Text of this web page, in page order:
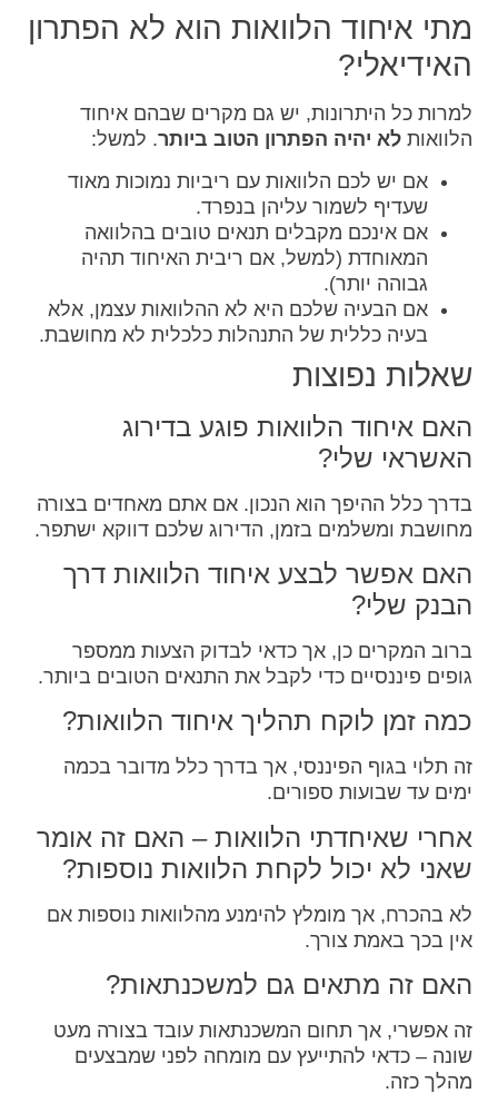
מתי איחוד הלוואות הוא לא הפתרון
האידיאלי?
למרות כל היתרונות, יש גם מקרים שבהם איחוד
הלוואות לא יהיה הפתרון הטוב ביותר. למשל:
אם יש לכם הלוואות עם ריביות נמוכות מאוד
שעדיף לשמור עליהן בנפרד.
אם אינכם מקבלים תנאים טובים בהלוואה
המאוחדת (למשל, אם ריבית האיחוד תהיה
גבוהה יותר).
אם הבעיה שלכם היא לא ההלוואות עצמן, אלא
בעיה כללית של התנהלות כלכלית לא מחושבת.
שאלות נפוצות
האם איחוד הלוואות פוגע בדירוג
האשראי שלי?
בדרך כלל ההיפך הוא הנכון. אם אתם מאחדים בצורה
מחושבת ומשלמים בזמן, הדירוג שלכם דווקא ישתפר.
האם אפשר לבצע איחוד הלוואות דרך
הבנק שלי?
ברוב המקרים כן, אך כדאי לבדוק הצעות ממספר
גופים פיננסיים כדי לקבל את התנאים הטובים ביותר.
כמה זמן לוקח תהליך איחוד הלוואות?
זה תלוי בגוף הפיננסי, אך בדרך כלל מדובר בכמה
ימים עד שבועות ספורים.
אחרי שאיחדתי הלוואות – האם זה אומר
שאני לא יכול לקחת הלוואות נוספות?
לא בהכרח, אך מומלץ להימנע מהלוואות נוספות אם
אין בכך באמת צורך.
האם זה מתאים גם למשכנתאות?
זה אפשרי, אך תחום המשכנתאות עובד בצורה מעט
שונה – כדאי להתייעץ עם מומחה לפני שמבצעים
מהלך כזה.